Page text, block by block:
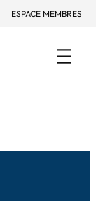
ESPACE MEMBRES